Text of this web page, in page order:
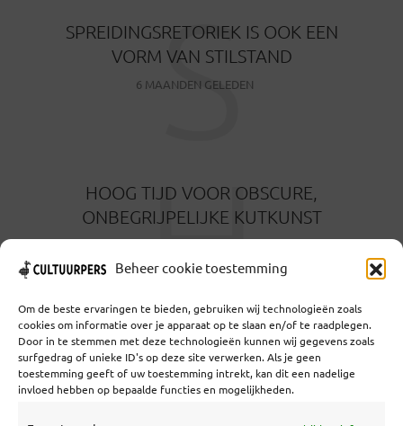
Beheer cookie toestemming
Om de beste ervaringen te bieden, gebruiken wij technologieën zoals
cookies om informatie over je apparaat op te slaan en/of te raadplegen.
Door in te stemmen met deze technologieën kunnen wij gegevens zoals
surfgedrag of unieke ID's op deze site verwerken. Als je geen
toestemming geeft of uw toestemming intrekt, kan dit een nadelige
invloed hebben op bepaalde functies en mogelijkheden.
SPREIDINGSRETORIEK IS OOK EEN
VORM VAN STILSTAND
6 MAANDEN GELEDEN
S
HOOG TIJD VOOR OBSCURE,
ONBEGRIJPELIJKE KUTKUNST
H
Coöperatief Cultureel Persbureau U.A. | Salzburg 29 |
3524KS Utrecht | KvK: 55573592 |Btw: